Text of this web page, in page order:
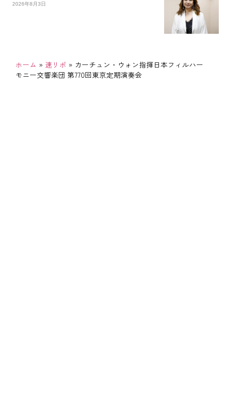
2026年8月3日
ホーム » 速リポ » カーチュン・ウォン指揮日本フィルハー
モニー交響楽団 第770回東京定期演奏会